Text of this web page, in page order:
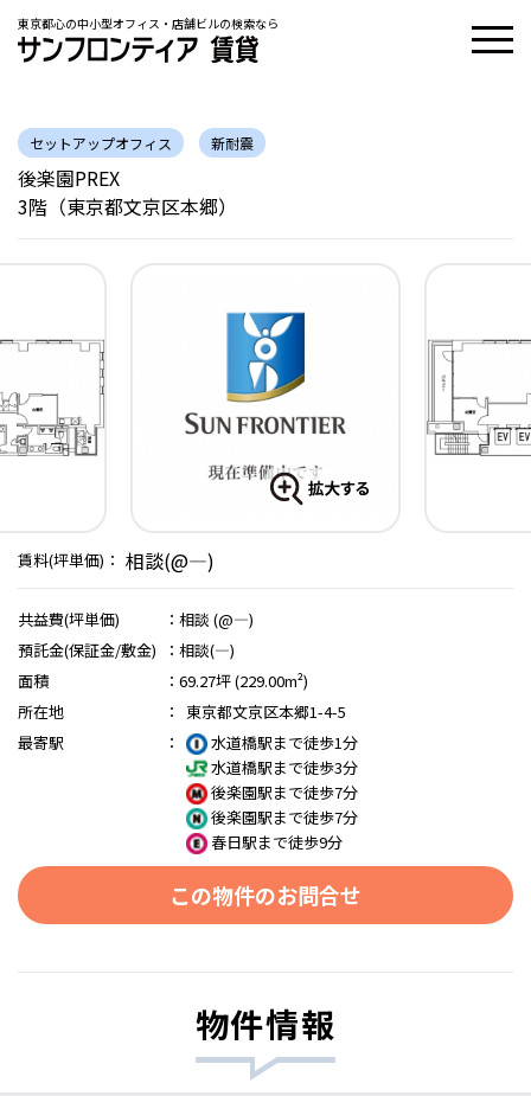
東京都心の中小型オフィス・店舗ビルの検索なら
セットアップオフィス 新耐震
後楽園PREX
3階（東京都文京区本郷）
賃料(坪単価)： 相談(@―)
共益費(坪単価) ： 相談 (@―)
預託金(保証金/敷金)
： 相談(―)
面積
： 69.27坪 (229.00m²)
所在地
：
東京都文京区本郷1-4-5
最寄駅
：
水道橋駅まで徒歩1分
水道橋駅まで徒歩3分
後楽園駅まで徒歩7分
後楽園駅まで徒歩7分
春日駅まで徒歩9分
この物件のお問合せ
物件情報